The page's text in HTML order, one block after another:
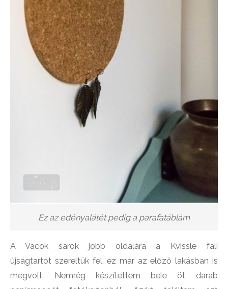
Ez az edényalátét pedig a parafatáblám
A Vacok sarok jobb oldalára a Kvissle fali
újságtartót szereltük fel, ez már az előző lakásban is
megvolt. Nemrég készítettem bele öt darab